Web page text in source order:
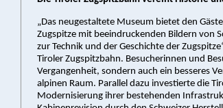
„Das neugestaltete Museum bietet den
Zugspitze mit beeindruckenden Bildern von
zur Technik und der Geschichte der
Tiroler Zugspitzbahn. Besucherinnen und
Vergangenheit, sondern auch ein besseres
alpinen Raum. Parallel dazu investierte die
Modernisierung ihrer bestehenden